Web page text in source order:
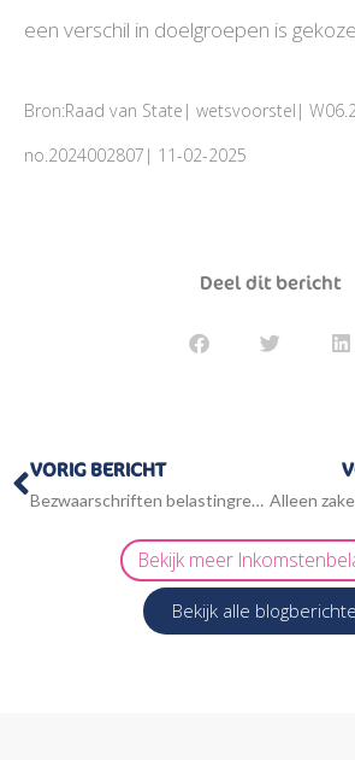
een verschil in doelgroepen is
Bron:Raad van State| wetsvoorstel|
no.2024002807| 11-02-2025
Deel dit bericht
Vorige
VORIG BERICHT
Bezwaarschriften belastingrente Vpb aangewezen als massaal bezwaar
Bekijk meer
Bekijk alle